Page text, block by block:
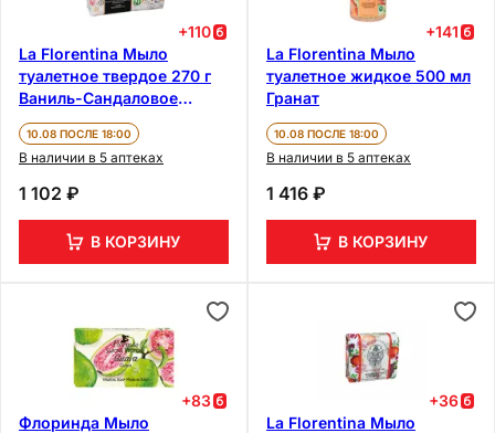
+110
La Florentina Мыло
туалетное твердое 270 г
Ваниль-Сандаловое
дерево
10.08 ПОСЛЕ 18:00
В наличии в 5 аптеках
1 102 ₽
В КОРЗИНУ
+141
La Florentina Мыло
туалетное жидкое 500 мл
Гранат
10.08 ПОСЛЕ 18:00
В наличии в 5 аптеках
1 416 ₽
В КОРЗИНУ
+83
Флоринда Мыло
+36
La Florentina Мыло